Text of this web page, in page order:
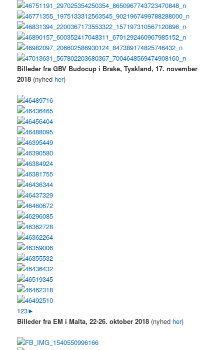
Billeder fra GBV Budocup i Brake, Tyskland, 17. november
2018 (nyhed her)
123►
Billeder fra EM i Malta, 22-26. oktober 2018 (nyhed her)